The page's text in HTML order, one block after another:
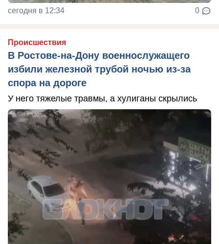
сегодня в 12:34 0
Происшествия
В Ростове-на-Дону военнослужащего
избили железной трубой ночью из-за
спора на дороге
У него тяжелые травмы, а хулиганы скрылись